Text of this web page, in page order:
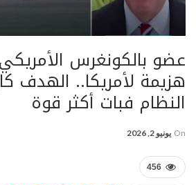
عضو بالكونغرس
هزيمة لأمريكا.. الهدف
النظام فبات أكثر قوة
On يونيو 2, 2026
456